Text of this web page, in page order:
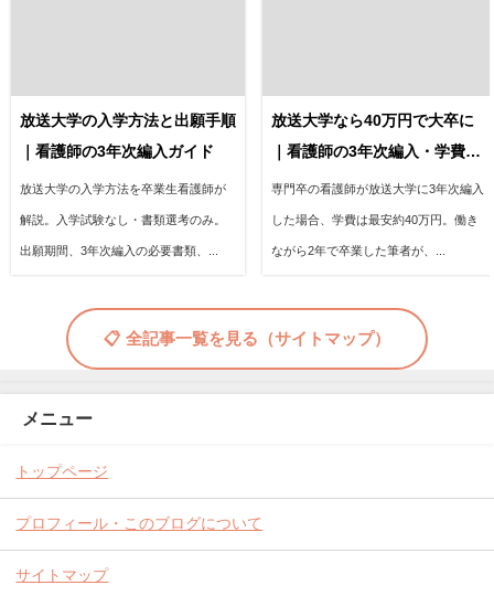
放送大学の入学方法と出願手順
｜看護師の3年次編入ガイド
放送大学の入学方法を卒業生看護師が
解説。入学試験なし・書類選考のみ。
出願期間、3年次編入の必要書類、...
放送大学なら40万円で大卒に
｜看護師の3年次編入・学費の
全内訳
専門卒の看護師が放送大学に3年次編入
した場合、学費は最安約40万円。働き
ながら2年で卒業した筆者が、...
📋 全記事一覧を見る（サイトマップ）
メニュー
トップページ
プロフィール・このブログについて
サイトマップ